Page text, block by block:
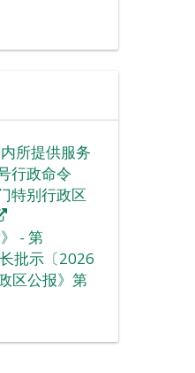
所提供服务
行政命令
特别行政区
- 第
批示〔2026
区公报》第